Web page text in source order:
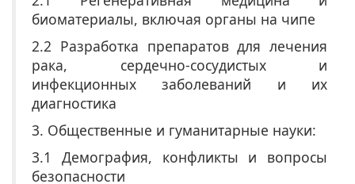
биоматериалы, включая органы на чипе
2.2 Разработка препаратов для лечения
рака, сердечно-сосудистых и
инфекционных заболеваний и их
диагностика
3. Общественные и гуманитарные науки:
3.1 Демография, конфликты и вопросы
безопасности